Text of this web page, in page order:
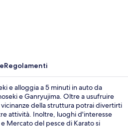
Regolamenti
e alloggia a 5 minuti in auto da
e Ganryujima. Oltre a usufruire
della struttura potrai divertirti
attività. Inoltre, luoghi d'interesse
Mercato del pesce di Karato si